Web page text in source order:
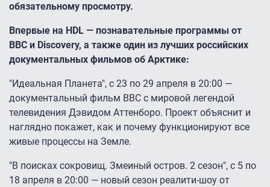
обязательному просмотру.
Впервые на HDL — познавательные программы от
BBC и Discovery, а также один из лучших российских
документальных фильмов об Арктике:
"Идеальная Планета", с 23 по 29 апреля в 20:00 —
документальный фильм BBC с мировой легендой
телевидения Дэвидом Аттенборо. Проект объяснит и
наглядно покажет, как и почему функционируют все
живые процессы на Земле.
"В поисках сокровищ. Змеиный остров. 2 сезон", с 5 по
18 апреля в 20:00 — новый сезон реалити-шоу от